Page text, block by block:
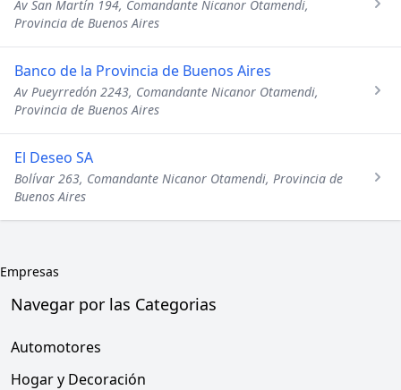
Av San Martín 194, Comandante Nicanor Otamendi,
Provincia de Buenos Aires
Banco de la Provincia de Buenos Aires
Av Pueyrredón 2243, Comandante Nicanor Otamendi,
Provincia de Buenos Aires
El Deseo SA
Bolívar 263, Comandante Nicanor Otamendi, Provincia de
Buenos Aires
Empresas
Navegar por las Categorias
Automotores
Hogar y Decoración